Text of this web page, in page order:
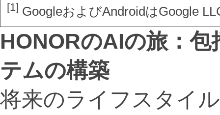
[1] GoogleおよびAndroidはGoogle
HONORのAIの旅：包
テムの構築
将来のライフスタイ